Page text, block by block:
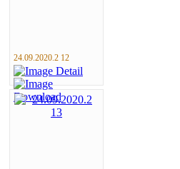
24.09.2020.2 12